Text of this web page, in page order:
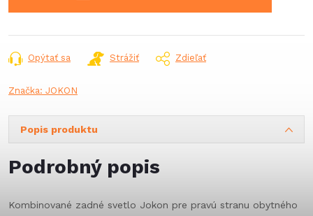
Opýtať sa Strážiť Zdieľať
Značka: JOKON
Popis produktu
Podrobný popis
Kombinované zadné svetlo Jokon pre pravú stranu obytného